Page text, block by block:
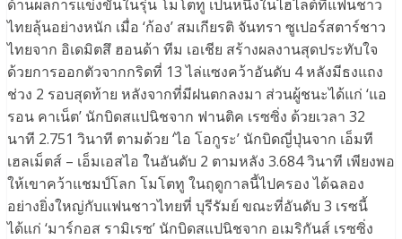
ด้านผลการแข่งขันในรุ่น โมโตทู เป็นหนึ่งในไฮไลต์ที่แฟนชาว
ไทยลุ้นอย่างหนัก เมื่อ ‘ก้อง’ สมเกียรติ จันทรา ซูเปอร์สตาร์ชาว
ไทยจาก อิเดมิตสึ ฮอนด้า ทีม เอเชีย สร้างผลงานสุดประทับใจ
ด้วยการออกตัวจากกริดที่ 13 ไล่แซงคว้าอันดับ 4 หลังมีธงแถง
ช่วง 2 รอบสุดท้าย หลังจากที่มีฝนตกลงมา ส่วนผู้ชนะได้แก่ ‘แอ
รอน คาเน็ต’ นักบิดสแปนิชจาก ฟานติค เรซซิ่ง ด้วยเวลา 32
นาที 2.751 วินาที ตามด้วย ‘ไอ โอกูระ’ นักบิดญี่ปุ่นจาก เอ็มที
เฮลเม็ตส์ – เอ็มเอสไอ ในอันดับ 2 ตามหลัง 3.684 วินาที เพียงพอ
ให้เขาคว้าแชมป์โลก โมโตทู ในฤดูกาลนี้ไปครอง ได้ฉลอง
อย่างยิ่งใหญ่กับแฟนชาวไทยที่ บุรีรัมย์ ขณะที่อันดับ 3 เรซนี้
ได้แก่ ‘มาร์กอส รามิเรซ’ นักบิดสแปนิชจาก อเมริกันส์ เรซซิ่ง